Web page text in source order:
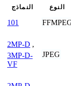
النماذج النوع
101
2MP-D ,
3MP-D-
VF
JPEG